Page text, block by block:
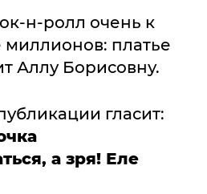
н-ролл очень к
платье
Аллу Борисовну.
гласит:
а зря! Еле